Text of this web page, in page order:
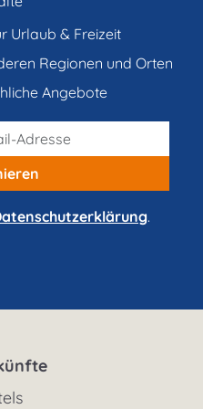
Urlaub & Freizeit
Regionen und Orten
Angebote
.